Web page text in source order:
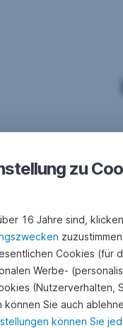
zu
16 Jahre sind,
Cookies (für
Werbe-
(Nutzerverhalten,
können Sie auch
können Sie